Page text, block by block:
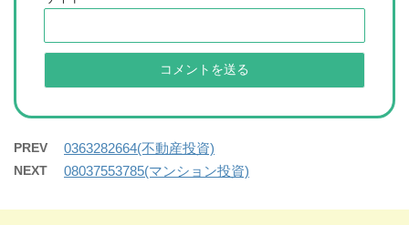
PREV 0363282664(不動産投資)
NEXT 08037553785(マンション投資)